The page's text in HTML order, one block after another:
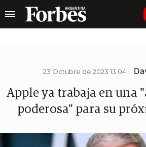
23 Octubre de 2023 13.04
Apple ya trabaja en una
poderosa" para su